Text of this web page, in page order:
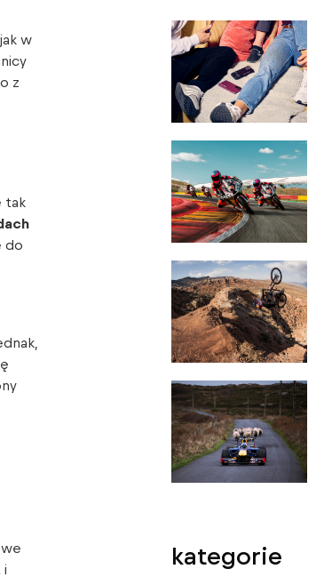
w
z
tak
do
i
kategorie